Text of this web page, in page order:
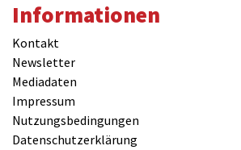
Informationen
Kontakt
Newsletter
Mediadaten
Impressum
Nutzungsbedingungen
Datenschutzerklärung